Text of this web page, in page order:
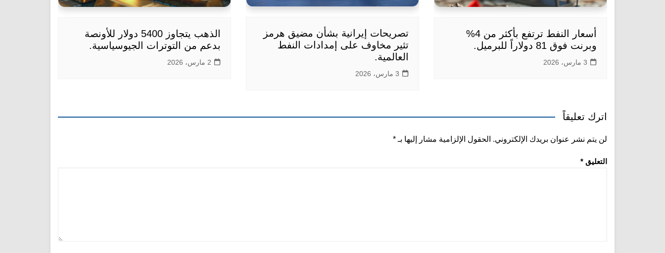
أسعار النفط ترتفع بأكثر من 4%
وبرنت فوق 81 دولاراً للبرميل.
3 مارس، 2026
تصريحات إيرانية بشأن مضيق هرمز
تثير مخاوف على إمدادات النفط
العالمية.
3 مارس، 2026
الذهب يتجاوز 5400 دولار للأونصة
بدعم من التوترات الجيوسياسية.
2 مارس، 2026
اترك تعليقاً
لن يتم نشر عنوان بريدك الإلكتروني. الحقول الإلزامية مشار إليها بـ*
التعليق *